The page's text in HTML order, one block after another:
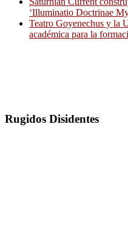
‘Illuminatio Doctrinae
Teatro Goyenechus y la
académica para la
Rugidos Disidentes